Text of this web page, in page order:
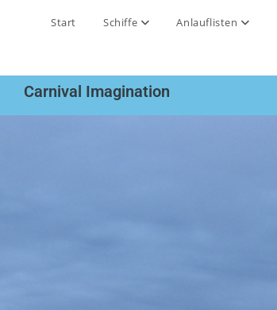
Start Schiffe Anlauflisten
Carnival Imagination